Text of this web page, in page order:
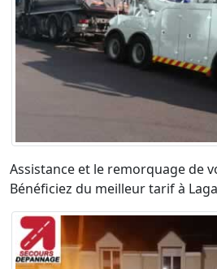
Assistance et le remorquage de
Bénéficiez du meilleur tarif à